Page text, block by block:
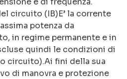
circuito (IB)E’ la corrente
potenza da
in regime permanente e in
quindi le condizioni di
circuito).Ai fini della sua
di manovra e protezione